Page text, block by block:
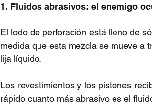
1. Fluidos abrasivos: el enemigo
El lodo de perforación está lleno de
medida que esta mezcla se mueve a
lija líquido.
Los revestimientos y los pistones
rápido cuanto más abrasivo es el